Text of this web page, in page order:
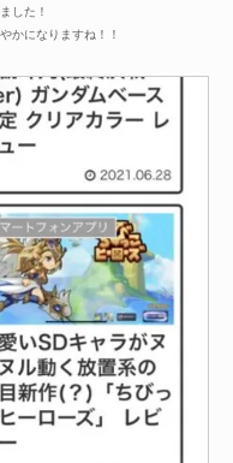
した！
かになりますね！！